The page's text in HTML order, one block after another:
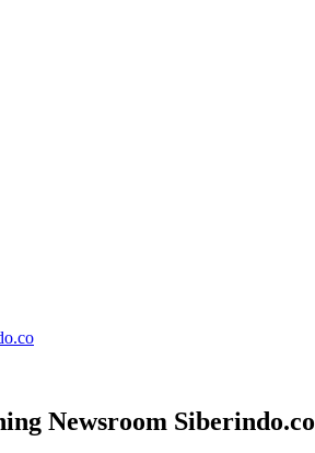
Newsroom Siberindo.co